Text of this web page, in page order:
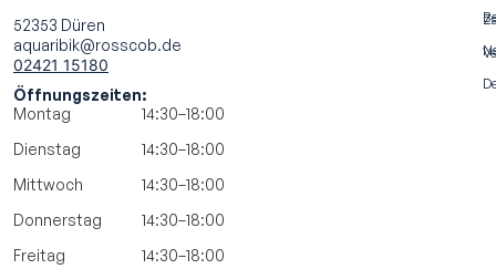
52353 Düren
aquaribik@rosscob.de
02421 15180
Öffnungszeiten:
Montag
14:30–18:00
Dienstag
14:30–18:00
Mittwoch
14:30–18:00
Donnerstag
14:30–18:00
Freitag
14:30–18:00